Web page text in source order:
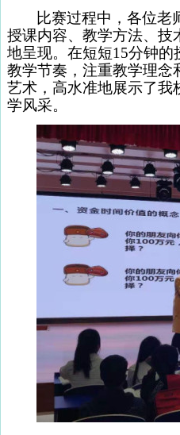
比赛过程中，各位老
授课内容、教学方法、技
地呈现。在短短15分钟
教学节奏，注重教学理念
艺术，高水准地展示了我
学风采。